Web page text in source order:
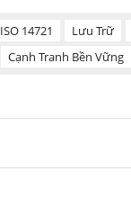
ISO 14721 Lưu Trữ
Cạnh Tranh Bền Vững